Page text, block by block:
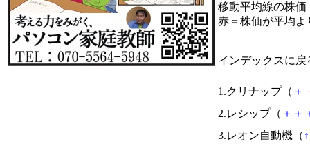
移動平均線の株価
赤＝株価が平均
インデックスに戻
1.クリナップ（ ＋
2.レシップ（ ＋ ＋
3.レオン自動機（ ↑